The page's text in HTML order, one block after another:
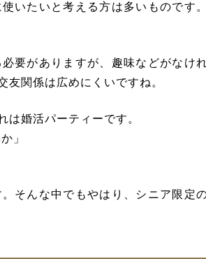
いたいと考える方は多いものです
要がありますが、趣味などがなけ
友関係は広めにくいですね。
は婚活パーティーです。
」
そんな中でもやはり、シニア限定